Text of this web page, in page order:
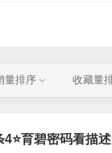
量排序 收藏量
育碧密码看描